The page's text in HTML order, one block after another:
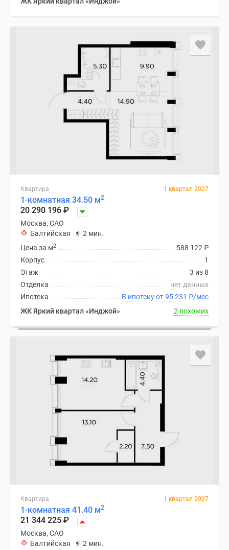
Квартира 1 квартал 2027
1-комнатная 34.50 м2
20 290 196 ₽
Москва, САО
Балтийская
2 мин.
588 122 ₽
Цена за м2
1
Корпус
3 из 8
Этаж
нет данных
Отделка
В ипотеку от 95 231 ₽/мес
Ипотека
ЖК Яркий квартал «Инджой»
2 похожих
Квартира 1 квартал 2027
1-комнатная 41.40 м2
21 344 225 ₽
Москва, САО
Балтийская
2 мин.